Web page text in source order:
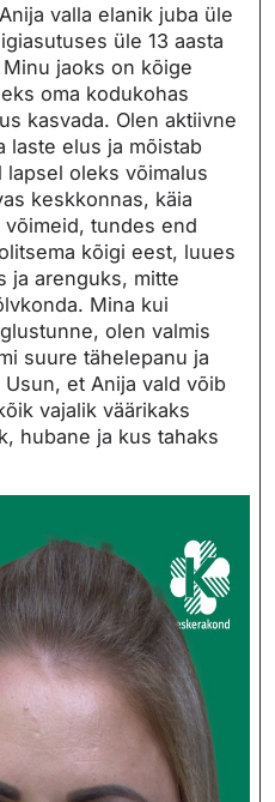
valla elanik juba üle
üle 13 aasta
jaoks on kõige
oma kodukohas
kasvada. Olen aktiivne
laste elus ja mõistab
oleks võimalus
keskkonnas, käia
tundes end
kõigi eest, luues
ja arenguks, mitte
Mina kui
olen valmis
suure tähelepanu ja
et Anija vald võib
vajalik väärikaks
hubane ja kus tahaks